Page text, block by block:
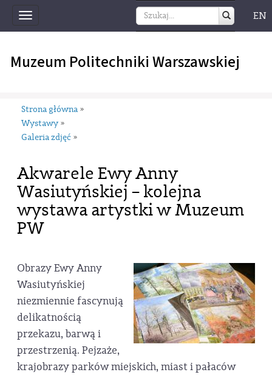
Toggle
navigation
EN
Muzeum Politechniki Warszawskiej
Strona główna »
Wystawy »
Galeria zdjęć »
Akwarele Ewy Anny
Wasiutyńskiej – kolejna
wystawa artystki w Muzeum
PW
Obrazy Ewy Anny
Wasiutyńskiej
niezmiennie fascynują
delikatnością
przekazu, barwą i
przestrzenią. Pejzaże,
krajobrazy parków miejskich, miast i pałaców